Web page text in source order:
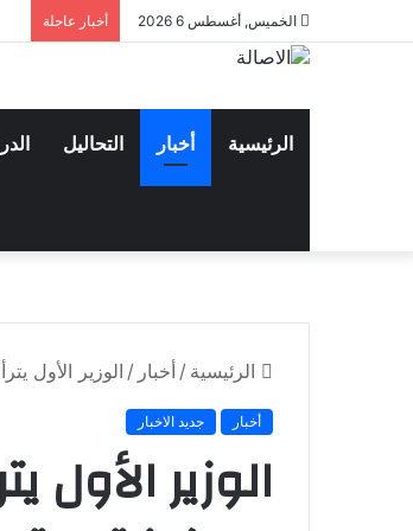
الخميس, أغسطس 6 2026 أخبار عاجلة
الرئيسية أخبار التحاليل
الرئيسية / أخبار / الوزير الأول
أخبار جديد الاخبار
الوزير الأول